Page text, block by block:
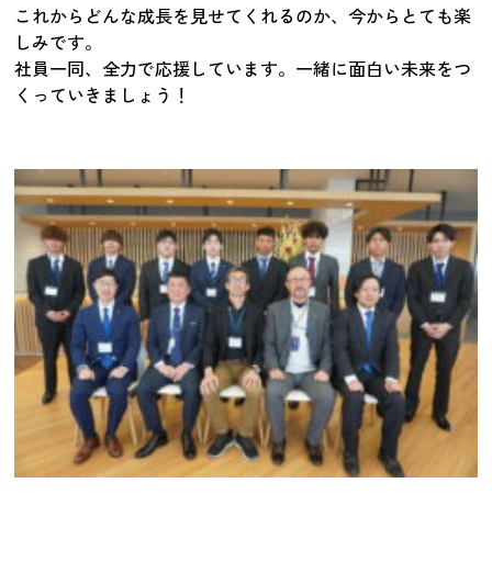
これからどんな成長を見せてくれるのか、今からとても楽
しみです。
社員一同、全力で応援しています。一緒に面白い未来をつ
くっていきましょう！